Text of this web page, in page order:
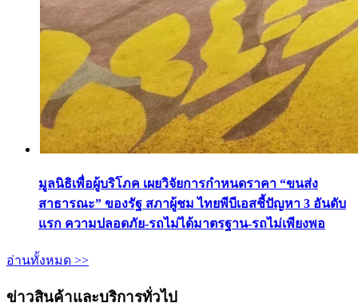
มูลนิธิเพื่อผู้บริโภค เผยวิจัยการกำหนดราคา “ขนส่ง
สาธารณะ” ของรัฐ สภาผู้ชม ไทยพีบีเอสชี้ปัญหา 3 อันดับ
แรก ความปลอดภัย-รถไม่ได้มาตรฐาน-รถไม่เพียงพอ
อ่านทั้งหมด >>
ข่าวสินค้าและบริการทั่วไป